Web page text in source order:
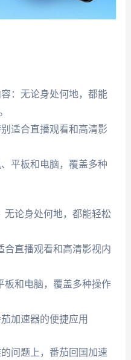
：无论身处何地，都能
适合直播观看和高清影
平板和电脑，覆盖多种
无论身处何地，都能轻松
合直播观看和高清影视内
板和电脑，覆盖多种操作
加速器的便捷应用
问题上，番茄回国加速